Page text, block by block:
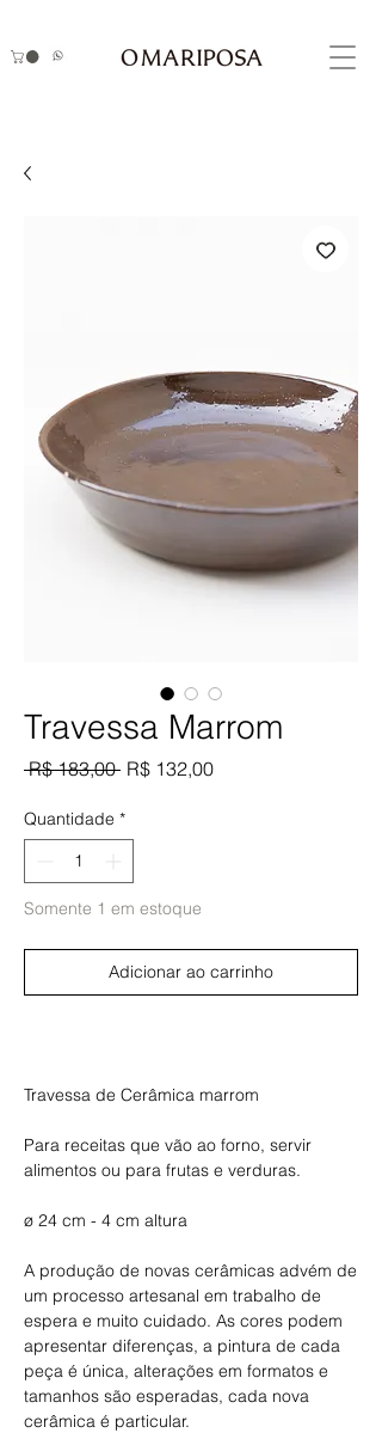
Travessa Marrom
R$ 183,00 Preço
R$ 132,00Preço
Quantidade *
Somente 1 em estoque
Adicionar ao carrinho
Travessa de Cerâmica marrom
Para receitas que vão ao forno, servir
alimentos ou para frutas e verduras.
ø 24 cm - 4 cm altura
A produção de novas cerâmicas advém de
um processo artesanal em trabalho de
espera e muito cuidado. As cores podem
apresentar diferenças, a pintura de cada
peça é única, alterações em formatos e
tamanhos são esperadas, cada nova
cerâmica é particular.